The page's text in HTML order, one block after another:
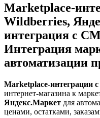
Marketplace-
Wildberries,
интеграция с
Интеграция
автоматизации
Marketplace-интеграции
интернет-магазина к
Яндекс.Маркет для
ценами, остатками,